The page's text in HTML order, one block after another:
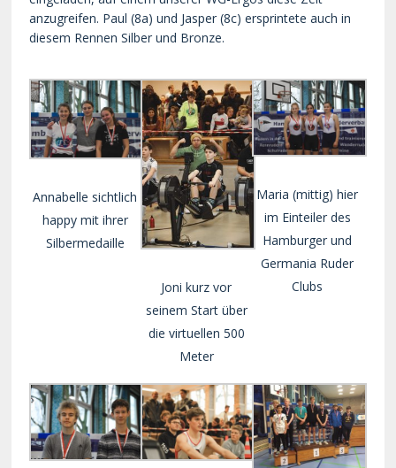
anzugreifen. Paul (8a) und Jasper (8c) ersprintete auch in
diesem Rennen Silber und Bronze.
Annabelle sichtlich
happy mit ihrer
Silbermedaille
Joni kurz vor
seinem Start über
die virtuellen 500
Meter
Maria (mittig) hier
im Einteiler des
Hamburger und
Germania Ruder
Clubs